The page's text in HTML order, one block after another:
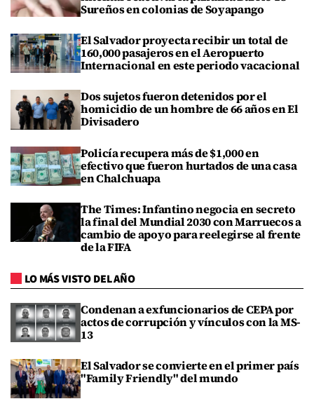
Sureños en colonias de Soyapango
El Salvador proyecta recibir un total de
160,000 pasajeros en el Aeropuerto
Internacional en este periodo vacacional
Dos sujetos fueron detenidos por el
homicidio de un hombre de 66 años en El
Divisadero
Policía recupera más de $1,000 en
efectivo que fueron hurtados de una casa
en Chalchuapa
The Times: Infantino negocia en secreto
la final del Mundial 2030 con Marruecos a
cambio de apoyo para reelegirse al frente
de la FIFA
LO MÁS VISTO DEL AÑO
Condenan a exfuncionarios de CEPA por
actos de corrupción y vínculos con la MS-
13
El Salvador se convierte en el primer país
"Family Friendly" del mundo